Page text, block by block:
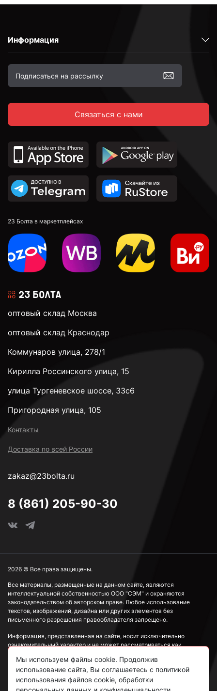
Информация
Связаться с нами
23 Болта в маркетплейсах
оптовый склад Москва
оптовый склад Краснодар
Коммунаров улица, 278/1
Кирилла Россинского улица, 15
улица Тургеневское шоссе, 33с6
Пригородная улица, 105
Контакты
Доставка по всей России
zakaz@23bolta.ru
8 (861) 205-90-30
Все материалы, размещенные на данном сайте, являются
интеллектуальной собственностью ООО "СЭМ" и охраняются
законодательством об авторском праве. Любое использование
текстов, изображений, дизайна или других элементов без
письменного разрешения правообладателя запрещено.
Информация, представленная на сайте, носит исключительно
ознакомительный характер и не может рассматриваться как
Политика конфиденциальности
2026 © Все права защищены.
Мы используем файлы cookie. Продолжив
использование сайта, Вы соглашаетесь с политикой
использования файлов cookie, обработки